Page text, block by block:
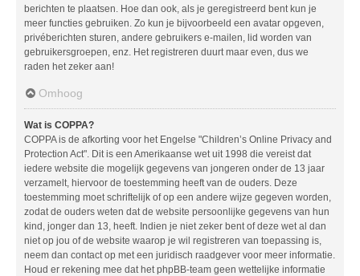
berichten te plaatsen. Hoe dan ook, als je geregistreerd bent kun je
meer functies gebruiken. Zo kun je bijvoorbeeld een avatar opgeven,
privéberichten sturen, andere gebruikers e-mailen, lid worden van
gebruikersgroepen, enz. Het registreren duurt maar even, dus we
raden het zeker aan!
Omhoog
Wat is COPPA?
COPPA is de afkorting voor het Engelse "Children’s Online Privacy and
Protection Act". Dit is een Amerikaanse wet uit 1998 die vereist dat
iedere website die mogelijk gegevens van jongeren onder de 13 jaar
verzamelt, hiervoor de toestemming heeft van de ouders. Deze
toestemming moet schriftelijk of op een andere wijze gegeven worden,
zodat de ouders weten dat de website persoonlijke gegevens van hun
kind, jonger dan 13, heeft. Indien je niet zeker bent of deze wet al dan
niet op jou of de website waarop je wil registreren van toepassing is,
neem dan contact op met een juridisch raadgever voor meer informatie.
Houd er rekening mee dat het phpBB-team geen wettelijke informatie